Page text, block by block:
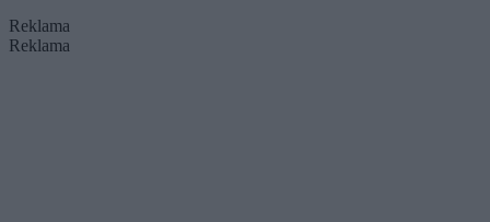
Reklama
Reklama